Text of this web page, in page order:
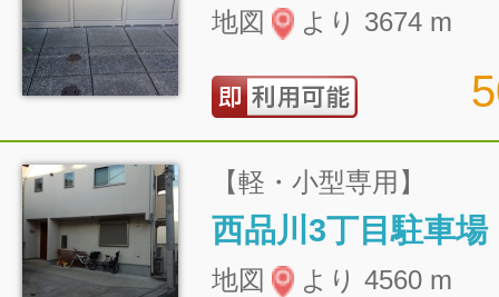
地図 より 3674 m
【軽・小型専用】
西品川3丁目駐車場
地図 より 4560 m